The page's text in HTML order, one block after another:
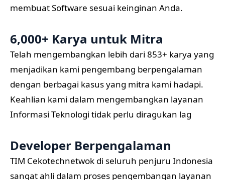
membuat Software sesuai keinginan Anda.
6,000+ Karya untuk Mitra
Telah mengembangkan lebih dari 853+ karya yang
menjadikan kami pengembang berpengalaman
dengan berbagai kasus yang mitra kami hadapi.
Keahlian kami dalam mengembangkan layanan
Informasi Teknologi tidak perlu diragukan lag
Developer Berpengalaman
TIM Cekotechnetwok di seluruh penjuru Indonesia
sangat ahli dalam proses pengembangan layanan